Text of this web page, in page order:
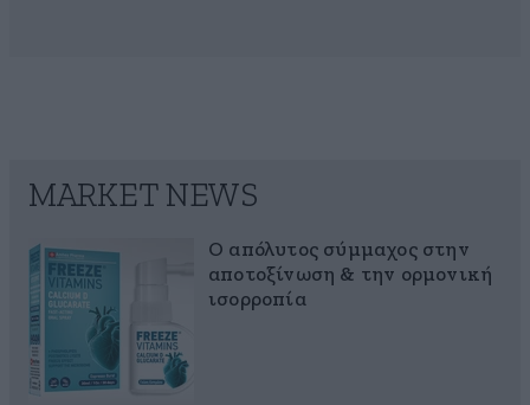
MARKET NEWS
Ο απόλυτος σύμμαχος στην
αποτοξίνωση & την ορμονική
ισορροπία